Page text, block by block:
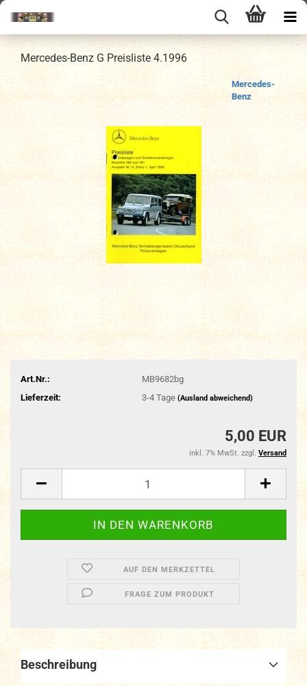
Mercedes-Benz G Preisliste 4.1996
Mercedes-
Benz
Art.Nr.:
MB9682bg
Lieferzeit:
3-4 Tage (Ausland abweichend)
5,00 EUR
inkl. 7% MwSt. zzgl. Versand
AUF DEN MERKZETTEL
FRAGE ZUM PRODUKT
Beschreibung